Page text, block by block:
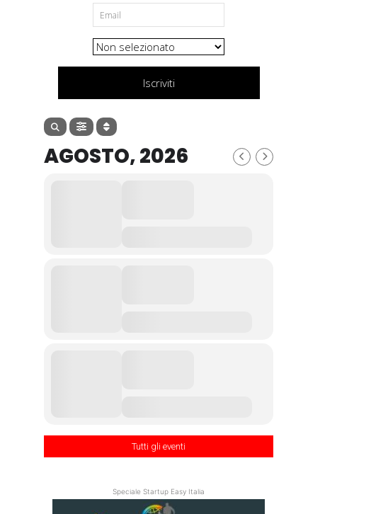
Iscriviti
AGOSTO, 2026
Tutti gli eventi
Speciale Startup Easy Italia